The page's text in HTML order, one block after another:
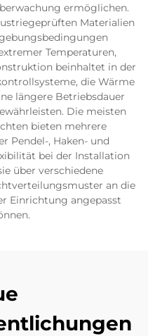
ermöglichen.
Materialien
Temperaturen,
beinhaltet in der
die Wärme
längere Betriebsdauer
Die meisten
bieten mehrere
Pendel-, Haken- und
bei der Installation
über verschiedene
an die
Einrichtung angepasst